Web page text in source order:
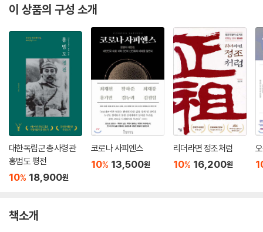
이 상품의 구성 소개
대한독립군 총사령관
홍범도 평전
10% 18,900원
코로나 사피엔스
10% 13,500원
리더라면 정조처럼
10% 16,200원
책소개